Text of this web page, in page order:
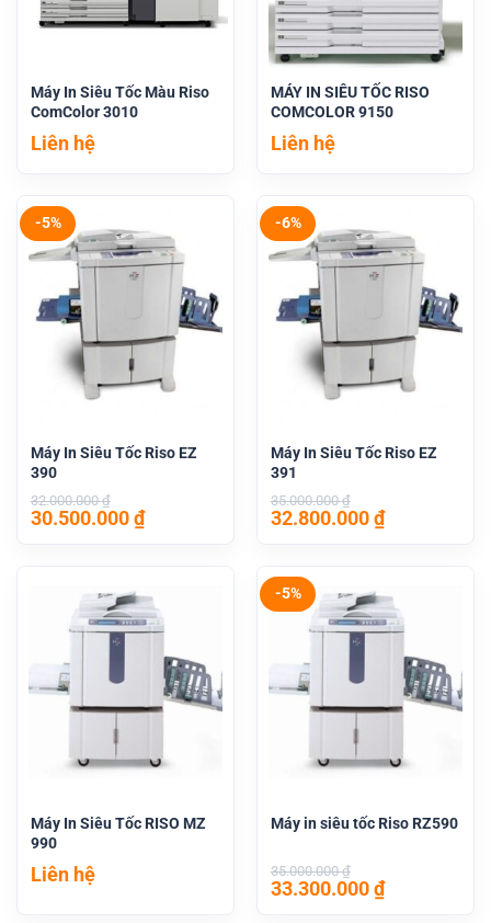
Máy In Siêu Tốc Màu Riso
ComColor 3010
Liên hệ
MÁY IN SIÊU TỐC RISO
COMCOLOR 9150
Liên hệ
-5%
Máy In Siêu Tốc Riso EZ
390
32.000.000₫
Giá
30.500.000₫Giá
hiện
30.500.000 ₫.
-6%
Máy In Siêu Tốc Riso EZ
391
35.000.000₫
Giá
35.000.000 ₫.
32.800.000₫Giá
hiện
32.800.000
Máy In Siêu Tốc RISO MZ
990
Liên hệ
-5%
Máy in siêu tốc Riso RZ590
35.000.000₫
Giá
33.300.000₫Giá
hiện